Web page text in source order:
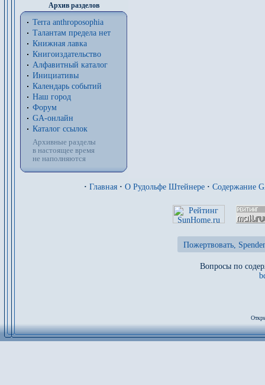
Архив разделов
Terra anthroposophia
Талантам предела нет
Книжная лавка
Книгоиздательство
Алфавитный каталог
Инициативы
Календарь событий
Наш город
Форум
GA-онлайн
Каталог ссылок
Архивные разделы
в настоящее время
не наполняются
· Главная · О Рудольфе Штейнере · Содержание
Пожертвовать,
Вопросы по